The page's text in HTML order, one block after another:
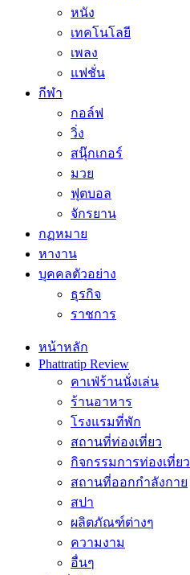
หนัง
เทคโนโลยี
เพลง
แฟชั่น
กีฬา
กอล์ฟ
วิ่ง
สนุ๊กเกอร์
มวย
ฟุตบอล
จักรยาน
กฏหมาย
หางาน
บุคคลตัวอย่าง
ธุรกิจ
ราชการ
หน้าหลัก
Phattratip Review
คาเฟ่ร้านนั่งเล่น
ร้านอาหาร
โรงแรมที่พัก
สถานที่ท่องเที่ยว
กิจกรรมการท่องเที่ยว
สถานที่ออกกำลังกาย
สปา
ผลิตภัณฑ์ต่างๆ
ความงาม
อื่นๆ